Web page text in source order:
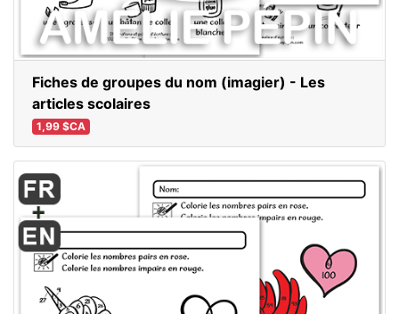
Fiches de groupes du nom (imagier) - Les
articles scolaires
1,99 $CA